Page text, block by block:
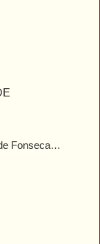
Fonseca…